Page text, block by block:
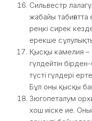
Сильвестр
жабайы
реңкі сирек
ерекше
Қысқы камелия –
гүлдейтін
түсті гүлдері
Бұл оны қысқы
Зюгопеталум
хош иіске ие.